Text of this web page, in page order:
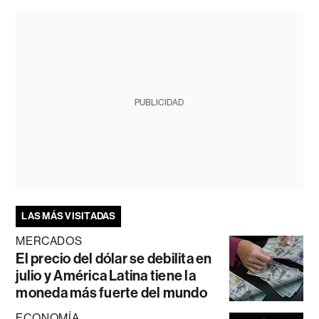
PUBLICIDAD
LAS MÁS VISITADAS
MERCADOS
El precio del dólar se debilita en
julio y América Latina tiene la
moneda más fuerte del mundo